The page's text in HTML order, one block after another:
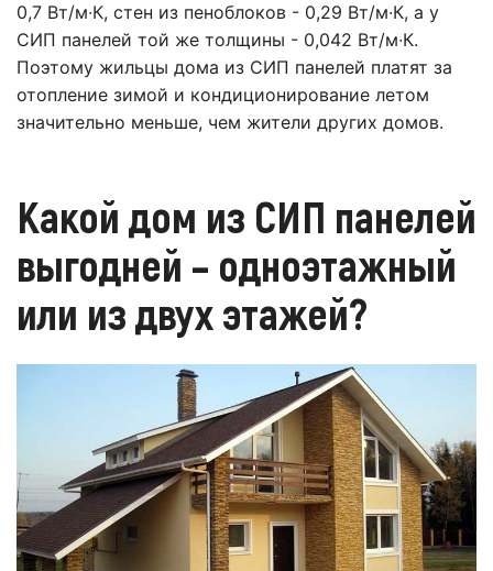
0,7 Вт/м∙К, стен из пеноблоков - 0,29 Вт/м∙К, а у
СИП панелей той же толщины - 0,042 Вт/м∙К.
Поэтому жильцы дома из СИП панелей платят за
отопление зимой и кондиционирование летом
значительно меньше, чем жители других домов.
Какой дом из СИП панелей
выгодней – одноэтажный
или из двух этажей?